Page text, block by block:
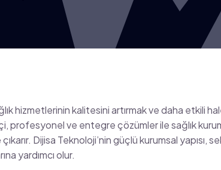
hizmetlerinin kalitesini artırmak ve daha etkili
profesyonel ve entegre çözümler ile sağlık
Dijisa Teknoloji’nin güçlü kurumsal yapısı,
yardımcı olur.